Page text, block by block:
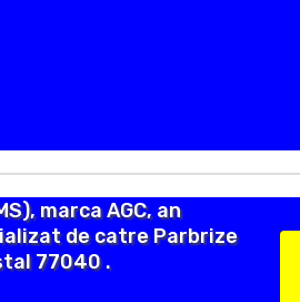
marca AGC, an
de catre Parbrize
77040 .